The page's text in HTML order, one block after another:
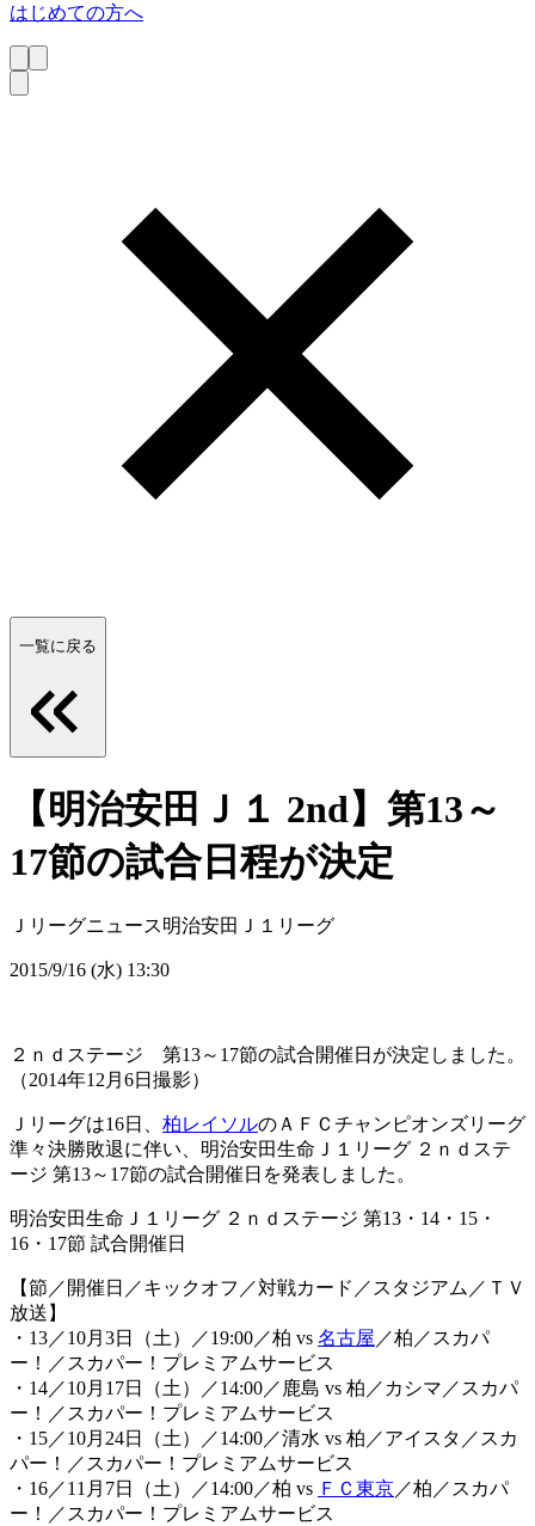
はじめての方へ
一覧に戻る
【明治安田Ｊ１ 2nd】第13～
17節の試合日程が決定
Ｊリーグニュース明治安田Ｊ１リーグ
2015/9/16 (水) 13:30
２ｎｄステージ 第13～17節の試合開催日が決定しました。
（2014年12月6日撮影）
Ｊリーグは16日、 柏レイソルのＡＦＣチャンピオンズリーグ
準々決勝敗退に伴い、明治安田生命Ｊ１リーグ ２ｎｄステ
ージ 第13～17節の試合開催日を発表しました。
明治安田生命Ｊ１リーグ ２ｎｄステージ 第13・14・15・
16・17節 試合開催日
【節／開催日／キックオフ／対戦カード／スタジアム／ＴＶ
放送】
・13／10月3日（土）／19:00／柏 vs 名古屋 ／柏／スカパ
ー！／スカパー！プレミアムサービス
・14／10月17日（土）／14:00／鹿島 vs 柏／カシマ／スカパ
ー！／スカパー！プレミアムサービス
・15／10月24日（土）／14:00／清水 vs 柏／アイスタ／スカ
パー！／スカパー！プレミアムサービス
・16／11月7日（土）／14:00／柏 vs ＦＣ東京／柏／スカパ
ー！／スカパー！プレミアムサービス